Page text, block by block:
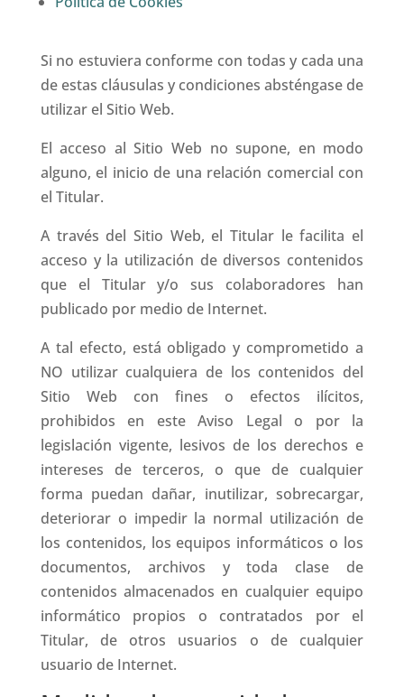
Si no estuviera conforme con todas y cada una
de estas cláusulas y condiciones absténgase de
utilizar el Sitio Web.
El acceso al Sitio Web no supone, en modo
alguno, el inicio de una relación comercial con
el Titular.
A través del Sitio Web, el Titular le facilita el
acceso y la utilización de diversos contenidos
que el Titular y/o sus colaboradores han
publicado por medio de Internet.
A tal efecto, está obligado y comprometido a
NO utilizar cualquiera de los contenidos del
Sitio Web con fines o efectos ilícitos,
prohibidos en este Aviso Legal o por la
legislación vigente, lesivos de los derechos e
intereses de terceros, o que de cualquier
forma puedan dañar, inutilizar, sobrecargar,
deteriorar o impedir la normal utilización de
los contenidos, los equipos informáticos o los
documentos, archivos y toda clase de
contenidos almacenados en cualquier equipo
informático propios o contratados por el
Titular, de otros usuarios o de cualquier
usuario de Internet.